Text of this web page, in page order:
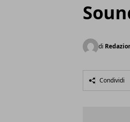
di
Condividi